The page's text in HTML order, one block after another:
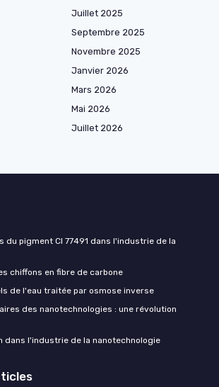
Juillet 2025
Septembre 2025
Novembre 2025
Janvier 2026
Mars 2026
Mai 2026
Juillet 2026
du pigment CI 77491 dans l'industrie de la
chiffons en fibre de carbone
de l'eau traitée par osmose inverse
des nanotechnologies : une révolution
dans l'industrie de la nanotechnologie